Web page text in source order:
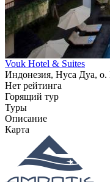
Vouk Hotel & Suites
Индонезия, Нуса Дуа, о.
Нет рейтинга
Горящий тур
Туры
Описание
Карта